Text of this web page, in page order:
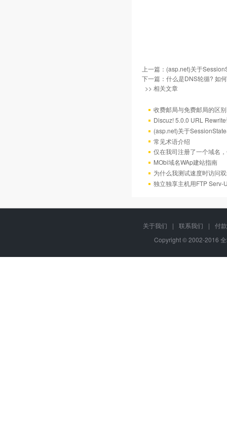
上一篇： (asp.net)关于
下一篇： 什么是DNS轮循? 如
>> 相关文章
收费邮局与免费邮局的区别
Discuz! 5.0.0 URL
(asp.net)关于
常见术语介绍
仅在我司注册了一个域名
MObi域名WAp建站指南
为什么我测试速度时访问
独立独享主机用FTP Serv-
关于我们 | 联系我们 |
付
Copyright © 2002-2016